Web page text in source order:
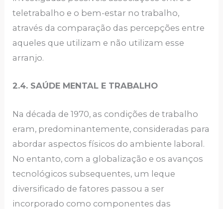
teletrabalho e o bem-estar no trabalho,
através da comparação das percepções entre
aqueles que utilizam e não utilizam esse
arranjo.
2.4. SAÚDE MENTAL E TRABALHO
Na década de 1970, as condições de trabalho
eram, predominantemente, consideradas para
abordar aspectos físicos do ambiente laboral.
No entanto, com a globalização e os avanços
tecnológicos subsequentes, um leque
diversificado de fatores passou a ser
incorporado como componentes das